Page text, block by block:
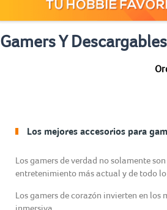
Gamers Y Descargables
Los mejores accesorios para
Los gamers de verdad no solamente
entretenimiento más actual y de todo
Los gamers de corazón invierten en
inmersiva.